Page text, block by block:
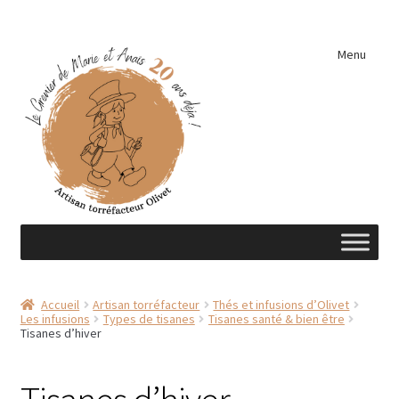
navigation
contenu
Menu
A découvrir …
Accueil Artisan torréfacteur
Thés et infusions d’Olivet
Les infusions
Types de tisanes
Tisanes santé & bien être
Tisanes d’hiver